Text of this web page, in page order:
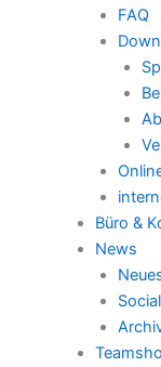
FAQ
Büro &
News